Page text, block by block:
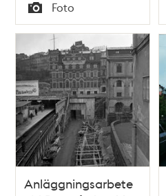
Tid
Typ
Foto
Anläggningsarbete